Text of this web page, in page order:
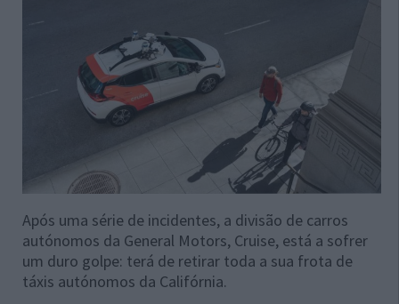
Após uma série de incidentes, a divisão de carros
autónomos da General Motors, Cruise, está a sofrer
um duro golpe: terá de retirar toda a sua frota de
táxis autónomos da Califórnia.